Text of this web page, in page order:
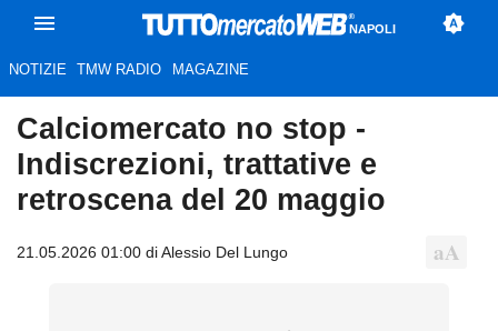
NAPOLI
NOTIZIE TMW RADIO MAGAZINE
Calciomercato no stop -
Indiscrezioni, trattative e
retroscena del 20 maggio
21.05.2026 01:00 di Alessio Del Lungo